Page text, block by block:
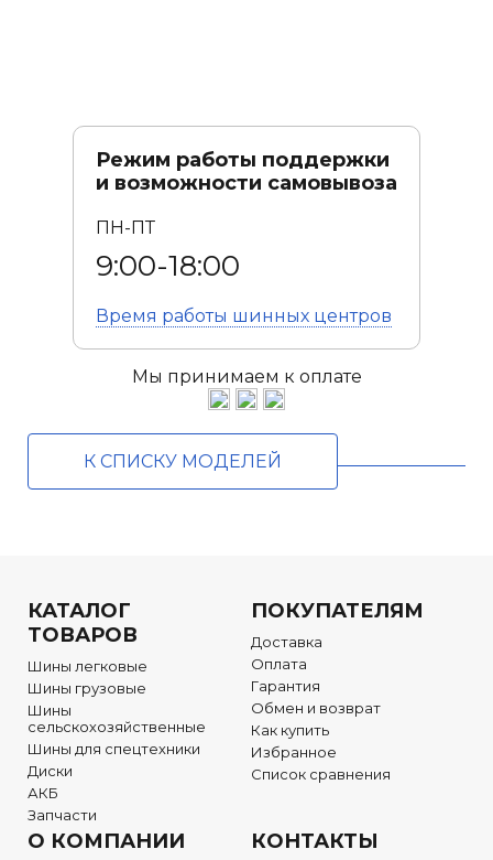
Режим работы поддержки
и возможности самовывоза
ПН-ПТ
9:00-18:00
Время работы шинных центров
Мы принимаем к оплате
К СПИСКУ МОДЕЛЕЙ
КАТАЛОГ
ТОВАРОВ
Шины легковые
Шины грузовые
Шины
сельскохозяйственные
Шины для спецтехники
Диски
АКБ
Запчасти
ПОКУПАТЕЛЯМ
Доставка
Оплата
Гарантия
Обмен и возврат
Как купить
Избранное
Список сравнения
О КОМПАНИИ КОНТАКТЫ